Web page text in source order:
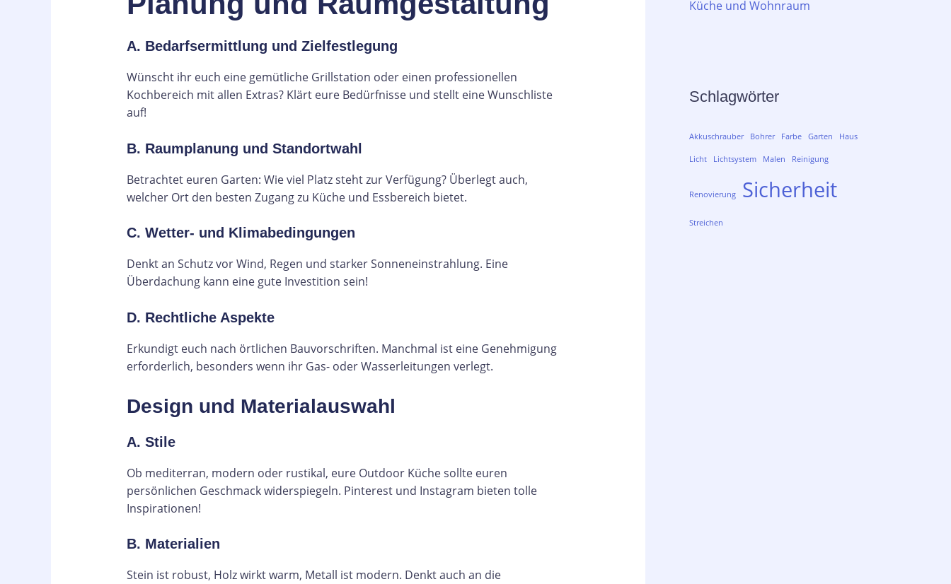
A. Bedarfsermittlung und Zielfestlegung
Wünscht ihr euch eine gemütliche Grillstation oder einen professionellen
Kochbereich mit allen Extras? Klärt eure Bedürfnisse und stellt eine Wunschliste
auf!
B. Raumplanung und Standortwahl
Betrachtet euren Garten: Wie viel Platz steht zur Verfügung? Überlegt auch,
welcher Ort den besten Zugang zu Küche und Essbereich bietet.
C. Wetter- und Klimabedingungen
Denkt an Schutz vor Wind, Regen und starker Sonneneinstrahlung. Eine
Überdachung kann eine gute Investition sein!
D. Rechtliche Aspekte
Erkundigt euch nach örtlichen Bauvorschriften. Manchmal ist eine Genehmigung
erforderlich, besonders wenn ihr Gas- oder Wasserleitungen verlegt.
Design und Materialauswahl
A. Stile
Ob mediterran, modern oder rustikal, eure Outdoor Küche sollte euren
persönlichen Geschmack widerspiegeln. Pinterest und Instagram bieten tolle
Inspirationen!
B. Materialien
Stein ist robust, Holz wirkt warm, Metall ist modern. Denkt auch an die
Küche und Wohnraum
Schlagwörter
Akkuschrauber Bohrer Farbe Garten Haus
Licht Lichtsystem Malen Reinigung
Renovierung Sicherheit
Streichen